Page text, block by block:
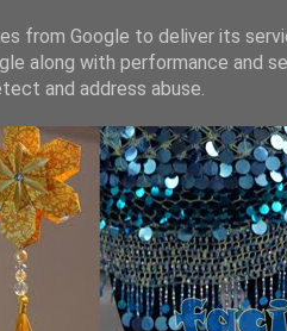
from Google to deliver its
along with performance and
and address abuse.